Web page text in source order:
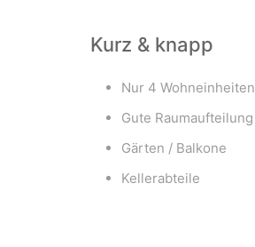
Kurz & knapp
Nur 4 Wohneinheiten
Gute Raumaufteilung
Gärten / Balkone
Kellerabteile